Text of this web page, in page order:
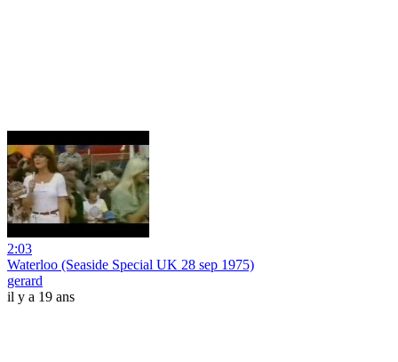
2:03
Waterloo (Seaside Special UK 28 sep 1975)
gerard
il y a 19 ans